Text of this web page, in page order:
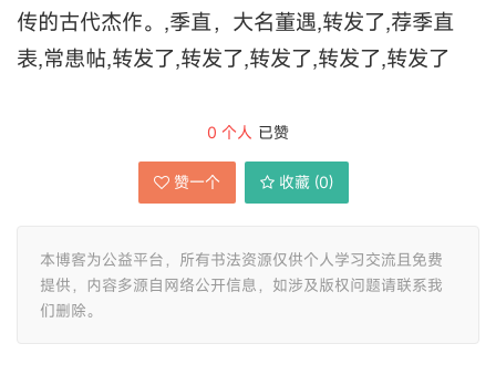
传的古代杰作。,季直，大名董遇,转发了,荐季直
表,常患帖,转发了,转发了,转发了,转发了,转发了
0 个人 已赞
赞一个 收藏 (0)
本博客为公益平台，所有书法资源仅供个人学习交流且免费
提供，内容多源自网络公开信息，如涉及版权问题请联系我
们删除。